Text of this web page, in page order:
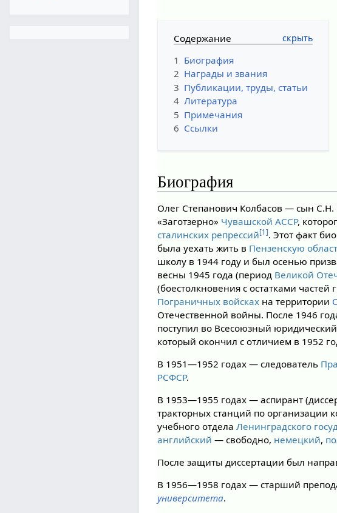
Содержание
1 Биография
2 Награды и звания
3 Публикации, труды, статьи
4 Литература
5 Примечания
6 Ссылки
Биография
Олег Степанович Колбасов — сын
«Заготзерно» Чувашской АССР,
сталинских репрессий[1]. Этот факт
была уехать жить в Пензенскую
школу в 1944 году и был осенью
весны 1945 года (период Великой
(боестолкновения с остатками
Пограничных войсках на территории
Отечественной войны. После 1946
поступил во Всесоюзный
который окончил с отличием в 1952
В 1951—1952 годах — следователь
РСФСР.
В 1953—1955 годах — аспирант
тракторных станций по организации
учебного отделаЛенинградского
английский — свободно, немецкий,
После защиты диссертации был
В 1956—1958 годах — старший
университета.